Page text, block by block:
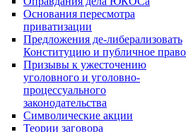
Основания пересмотра
приватизации
Предложения де-либерализовать
Конституцию и публичное право
Призывы к ужесточению
уголовного и уголовно-
процессуального
законодательства
Символические акции
Теории заговора